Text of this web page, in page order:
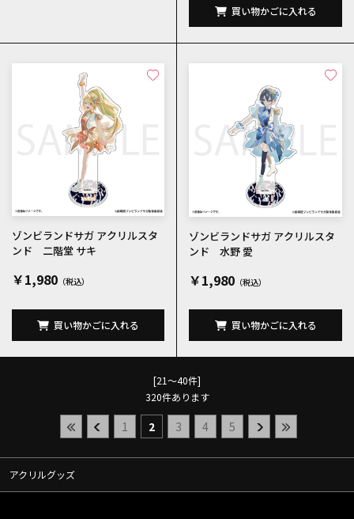
買い物かごに入れる
ゾンビランドサガ アクリルスタ
ンド 二階堂 サキ
￥1,980
買い物かごに入れる
ゾンビランドサガ アクリルスタ
ンド 水野 愛
￥1,980
買い物かごに入れる
[21～40件]
320件あります
1 2 3 4 5
アクリルグッズ